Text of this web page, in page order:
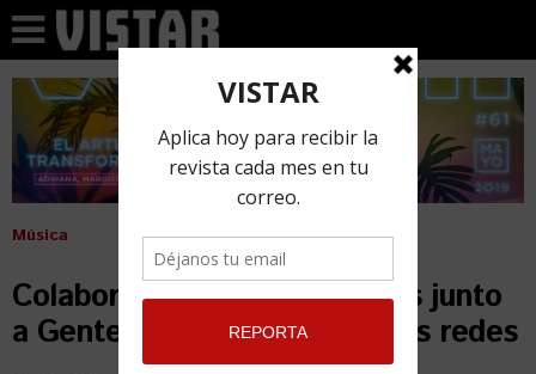
Música
Colaboración de Leoni Torres junto
a Gente de Zona enciende las redes